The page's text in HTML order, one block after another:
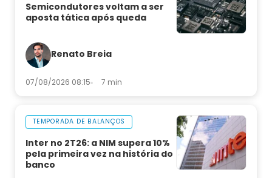
Semicondutores voltam a ser
aposta tática após queda
Renato Breia
07/08/2026 08:15 7 min
TEMPORADA DE BALANÇOS
Inter no 2T26: a NIM supera 10%
pela primeira vez na história do
banco